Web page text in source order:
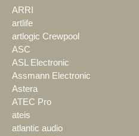
ARRI
artlife
artlogic Crewpool
ASC
ASL Electronic
Assmann Electronic
Astera
ATEC Pro
ateis
atlantic audio